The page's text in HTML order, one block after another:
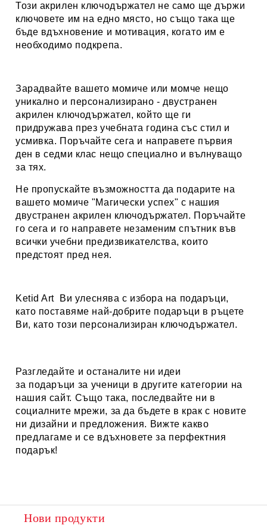
Този акрилен ключодържател не само ще държи
ключовете им на едно място, но също така ще
бъде вдъхновение и мотивация, когато им е
необходимо подкрепа.
Зарадвайте вашето момиче или момче нещо
уникално и персонализирано - двустранен
акрилен ключодържател, който ще ги
придружава през учебната година със стил и
усмивка. Поръчайте сега и направете първия
ден в седми клас нещо специално и вълнуващо
за тях.
Не пропускайте възможността да подарите на
вашето момиче "Магически успех" с нашия
двустранен акрилен ключодържател. Поръчайте
го сега и го направете незаменим спътник във
всички учебни предизвикателства, които
предстоят пред нея.
Ketid Art Ви улеснява с избора на подаръци,
като поставяме най-добрите подаръци в ръцете
Ви, като този персонализиран ключодържател.
Разгледайте и останалите ни идеи
за подаръци за ученици в другите категории на
нашия сайт. Също така, последвайте ни в
социалните мрежи, за да бъдете в крак с новите
ни дизайни и предложения. Вижте какво
предлагаме и се вдъхновете за перфектния
подарък!
Нови продукти